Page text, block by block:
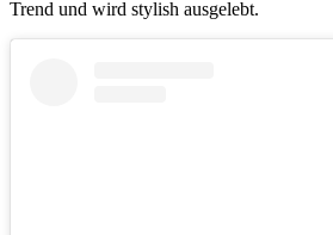
Trend und wird stylish ausgelebt.